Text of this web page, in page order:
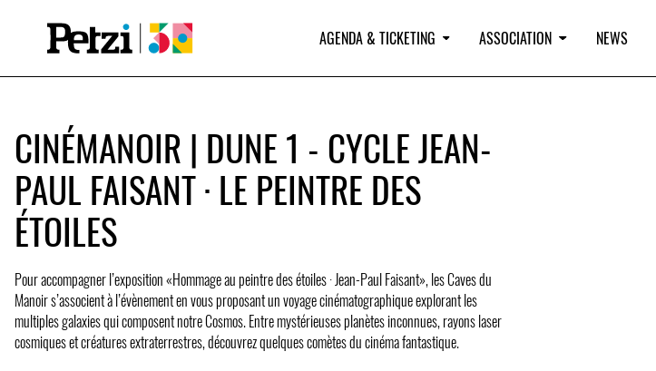
AGENDA & TICKETING ASSOCIATION NEWS
CINÉMANOIR | DUNE 1 - CYCLE JEAN-
PAUL FAISANT · LE PEINTRE DES
ÉTOILES
Pour accompagner l’exposition «Hommage au peintre des étoiles · Jean-Paul Faisant», les Caves du
Manoir s’associent à l’évènement en vous proposant un voyage cinématographique explorant les
multiples galaxies qui composent notre Cosmos. Entre mystérieuses planètes inconnues, rayons laser
cosmiques et créatures extraterrestres, découvrez quelques comètes du cinéma fantastique.